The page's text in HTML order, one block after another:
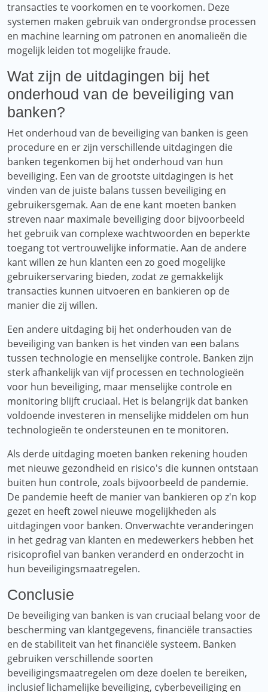
transacties te voorkomen en te voorkomen. Deze
systemen maken gebruik van ondergrondse processen
en machine learning om patronen en anomalieën die
mogelijk leiden tot mogelijke fraude.
Wat zijn de uitdagingen bij het
onderhoud van de beveiliging van
banken?
Het onderhoud van de beveiliging van banken is geen
procedure en er zijn verschillende uitdagingen die
banken tegenkomen bij het onderhoud van hun
beveiliging. Een van de grootste uitdagingen is het
vinden van de juiste balans tussen beveiliging en
gebruikersgemak. Aan de ene kant moeten banken
streven naar maximale beveiliging door bijvoorbeeld
het gebruik van complexe wachtwoorden en beperkte
toegang tot vertrouwelijke informatie. Aan de andere
kant willen ze hun klanten een zo goed mogelijke
gebruikerservaring bieden, zodat ze gemakkelijk
transacties kunnen uitvoeren en bankieren op de
manier die zij willen.
Een andere uitdaging bij het onderhouden van de
beveiliging van banken is het vinden van een balans
tussen technologie en menselijke controle. Banken zijn
sterk afhankelijk van vijf processen en technologieën
voor hun beveiliging, maar menselijke controle en
monitoring blijft cruciaal. Het is belangrijk dat banken
voldoende investeren in menselijke middelen om hun
technologieën te ondersteunen en te monitoren.
Als derde uitdaging moeten banken rekening houden
met nieuwe gezondheid en risico's die kunnen ontstaan ​​
buiten hun controle, zoals bijvoorbeeld de pandemie.
De pandemie heeft de manier van bankieren op z'n kop
gezet en heeft zowel nieuwe mogelijkheden als
uitdagingen voor banken. Onverwachte veranderingen
in het gedrag van klanten en medewerkers hebben het
risicoprofiel van banken veranderd en onderzocht in
hun beveiligingsmaatregelen.
Conclusie
De beveiliging van banken is van cruciaal belang voor de
bescherming van klantgegevens, financiële transacties
en de stabiliteit van het financiële systeem. Banken
gebruiken verschillende soorten
beveiligingsmaatregelen om deze doelen te bereiken,
inclusief lichamelijke beveiliging, cyberbeveiliging en